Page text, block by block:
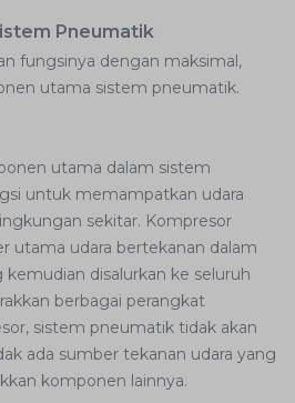
Pneumatik
fungsinya dengan maksimal,
utama sistem pneumatik.
utama dalam sistem
untuk memampatkan udara
sekitar. Kompresor
utama udara bertekanan dalam
disalurkan ke seluruh
berbagai perangkat
sistem pneumatik tidak akan
ada sumber tekanan udara yang
komponen lainnya.